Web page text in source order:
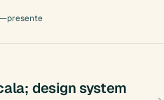
design system